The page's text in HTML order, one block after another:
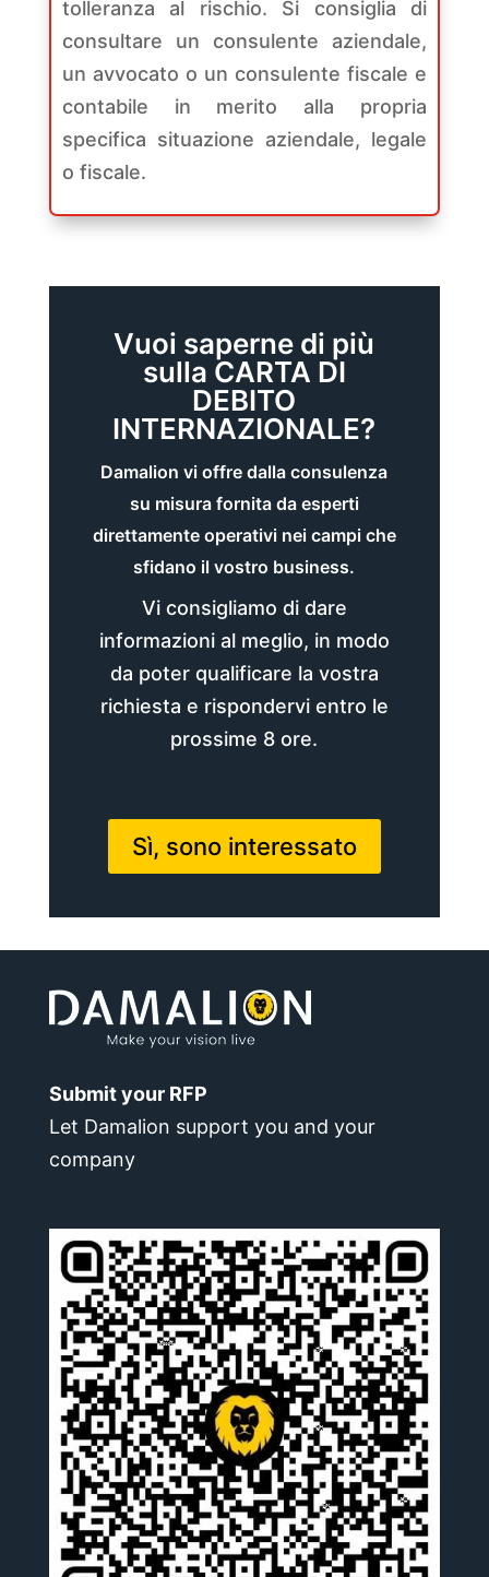
tolleranza al rischio. Si consiglia di
consultare un consulente aziendale,
un avvocato o un consulente fiscale e
contabile in merito alla propria
specifica situazione aziendale, legale
o fiscale.
Vuoi saperne di più
sulla CARTA DI
DEBITO
INTERNAZIONALE?
Damalion vi offre dalla consulenza
su misura fornita da esperti
direttamente operativi nei campi che
sfidano il vostro business.
Vi consigliamo di dare
informazioni al meglio, in modo
da poter qualificare la vostra
richiesta e rispondervi entro le
prossime 8 ore.
Sì, sono interessato
Submit your RFP
Let Damalion support you and your
company